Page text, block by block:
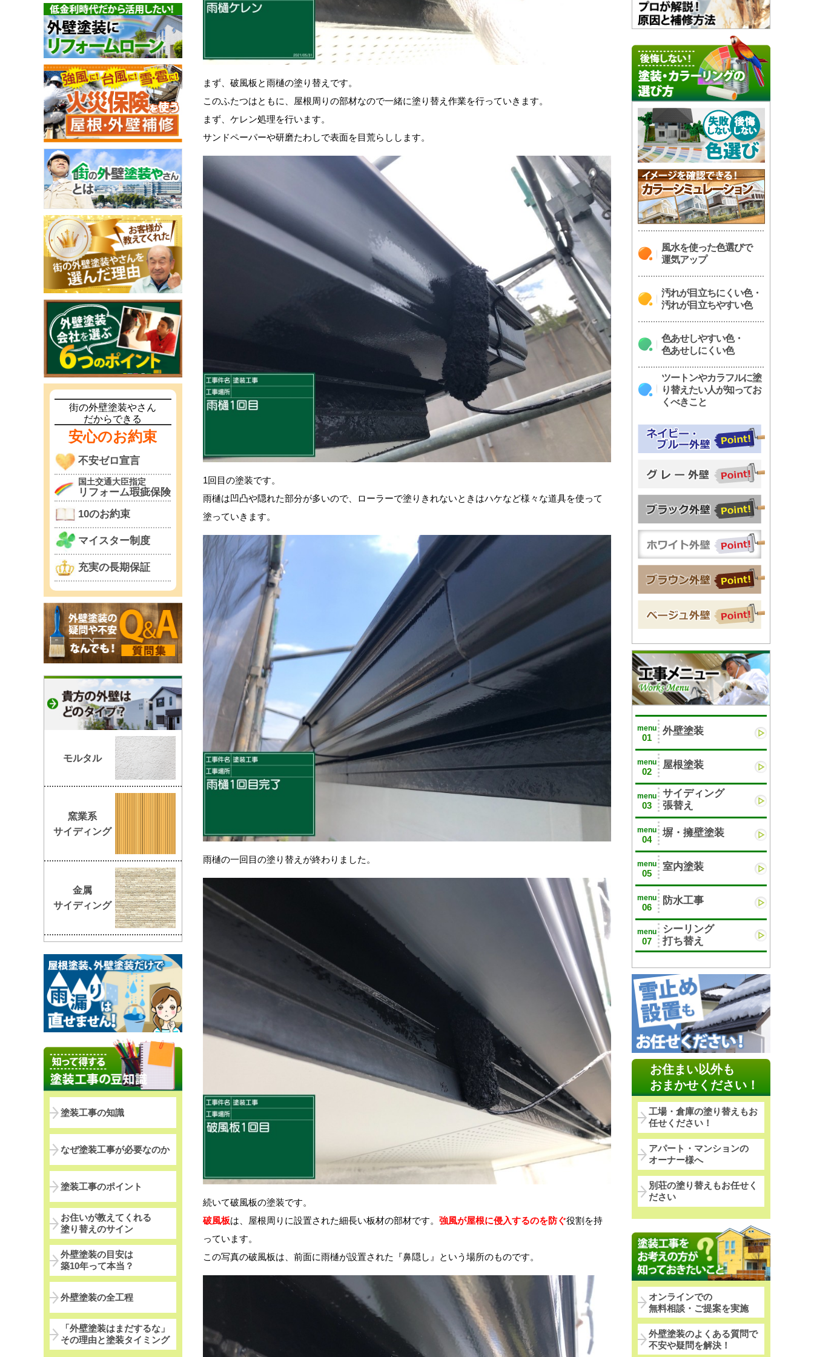
まず、破風板と雨樋の塗り替えです。
このふたつはともに、屋根周りの部材なので一緒に塗り替え作業を行っていきます。
まず、ケレン処理を行います。
サンドペーパーや研磨たわしで表面を目荒らしします。
1回目の塗装です。
雨樋は凹凸や隠れた部分が多いので、ローラーで塗りきれないときはハケなど様々な道具を使って
塗っていきます。
雨樋の一回目の塗り替えが終わりました。
続いて破風板の塗装です。
破風板は、屋根周りに設置された細長い板材の部材です。 強風が屋根に侵入するのを防ぐ役割を持
っています。
この写真の破風板は、前面に雨樋が設置された『鼻隠し』という場所のものです。
風水を使った色選びで
運気アップ
汚れが目立ちにくい色・
汚れが目立ちやすい色
色あせしやすい色・
色あせしにくい色
ツートンやカラフルに塗
り替えたい人が知ってお
くべきこと
menu
01
外壁塗装
menu
02
屋根塗装
menu
03
サイディング
張替え
menu
04
塀・擁壁塗装
menu
05
室内塗装
menu
06
防水工事
menu
07
シーリング
打ち替え
お住まい以外も
おまかせください！
工場・倉庫の塗り替えもお
任せください！
アパート・マンションの
オーナー様へ
別荘の塗り替えもお任せく
ださい
オンラインでの
無料相談・ご提案を実施
外壁塗装のよくある質問で
不安や疑問を解決！
街の外壁塗装やさん
だからできる
安心のお約束
不安ゼロ宣言
国土交通大臣指定
リフォーム瑕疵保険
10のお約束
マイスター制度
充実の長期保証
モルタル
窯業系
サイディング
金属
サイディング
塗装工事の知識
なぜ塗装工事が必要なのか
塗装工事のポイント
お住いが教えてくれる
塗り替えのサイン
外壁塗装の目安は
築10年って本当？
外壁塗装の全工程
「外壁塗装はまだするな」
その理由と塗装タイミング